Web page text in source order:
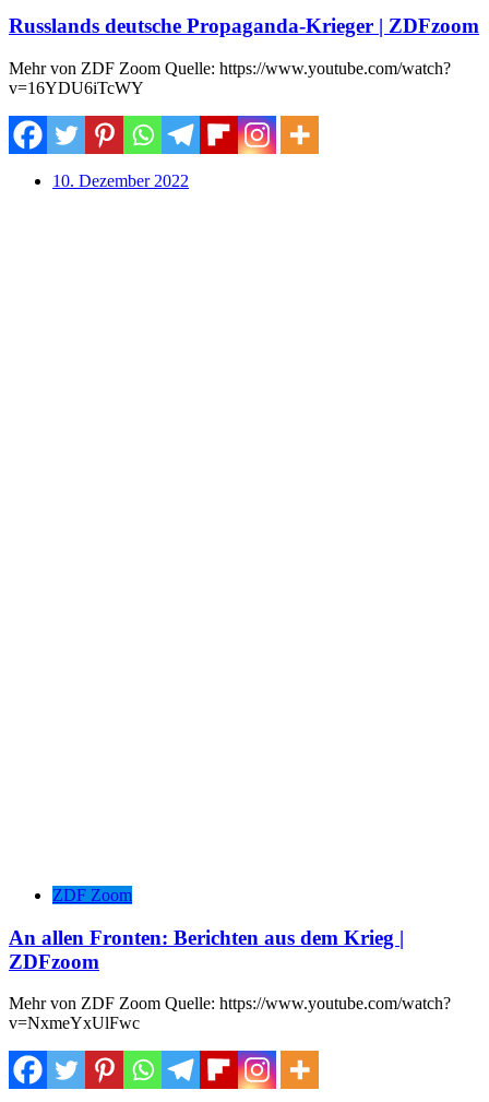
Russlands deutsche Propaganda-Krieger | ZDFzoom
Mehr von ZDF Zoom Quelle: https://www.youtube.com/watch?
v=16YDU6iTcWY
10. Dezember 2022
ZDF Zoom
An allen Fronten: Berichten aus dem Krieg |
ZDFzoom
Mehr von ZDF Zoom Quelle: https://www.youtube.com/watch?
v=NxmeYxUlFwc